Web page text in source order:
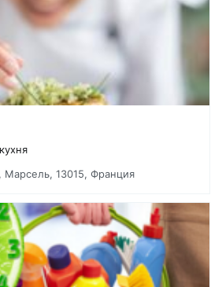
Марсель, 13015, Франция